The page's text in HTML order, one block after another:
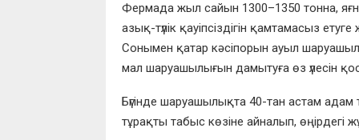
Фермада жыл сайын 1300–1350 тонна, яғни
азық-түлік қауіпсіздігін қамтамасыз
Сонымен қатар кәсіпорын ауыл
мал шаруашылығын дамытуға өз үлесін
Бүгінде шаруашылықта 40-тан астам
тұрақты табыс көзіне айналып, өңірдегі